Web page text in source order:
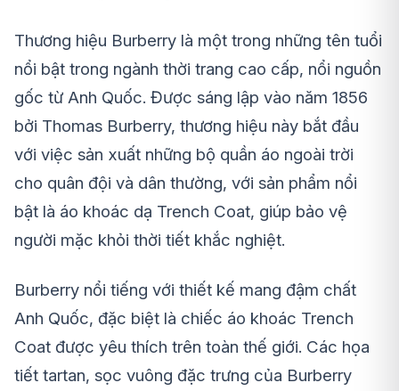
Thương hiệu Burberry là một trong những tên tuổi
nổi bật trong ngành thời trang cao cấp, nổi nguồn
gốc từ Anh Quốc. Được sáng lập vào năm 1856
bởi Thomas Burberry, thương hiệu này bắt đầu
với việc sản xuất những bộ quần áo ngoài trời
cho quân đội và dân thường, với sản phẩm nổi
bật là áo khoác dạ Trench Coat, giúp bảo vệ
người mặc khỏi thời tiết khắc nghiệt.
Burberry nổi tiếng với thiết kế mang đậm chất
Anh Quốc, đặc biệt là chiếc áo khoác Trench
Coat được yêu thích trên toàn thế giới. Các họa
tiết tartan, sọc vuông đặc trưng của Burberry